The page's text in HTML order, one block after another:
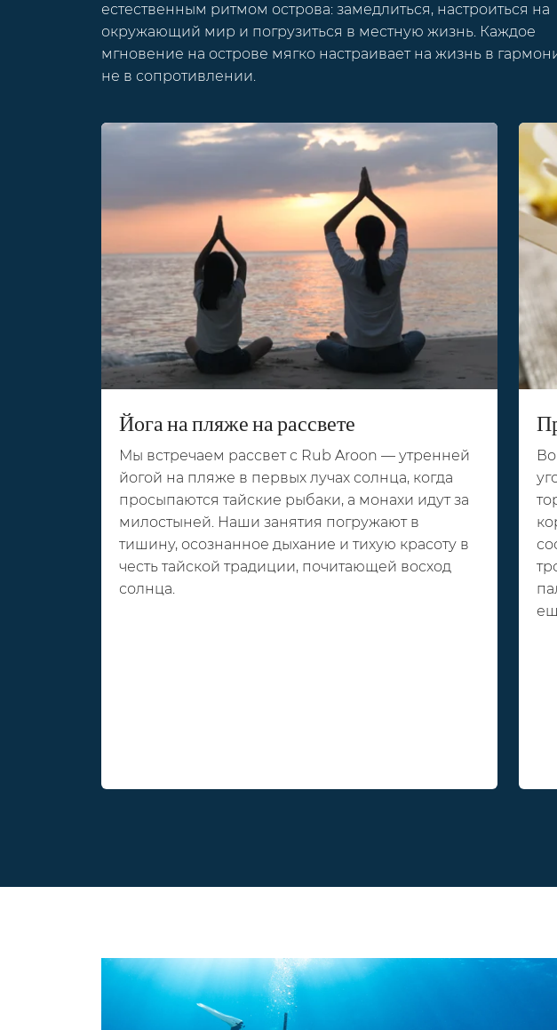
естественным ритмом острова: замедлиться, настроиться на
окружающий мир и погрузиться в местную жизнь. Каждое
мгновение на острове мягко настраивает на жизнь в
не в сопротивлении.
Йога на пляже на рассвете
Мы встречаем рассвет с Rub Aroon — утренней
йогой на пляже в первых лучах солнца, когда
просыпаются тайские рыбаки, а монахи идут за
милостыней. Наши занятия погружают в
тишину, осознанное дыхание и тихую красоту в
честь тайской традиции, почитающей восход
солнца.